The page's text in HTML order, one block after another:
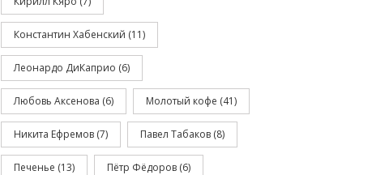
Константин Хабенский (11)
Леонардо ДиКаприо (6)
Любовь Аксенова (6) Молотый кофе (41)
Никита Ефремов (7) Павел Табаков (8)
Печенье (13) Пётр Фёдоров (6)